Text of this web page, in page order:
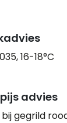
16-18°C
advies
gegrild